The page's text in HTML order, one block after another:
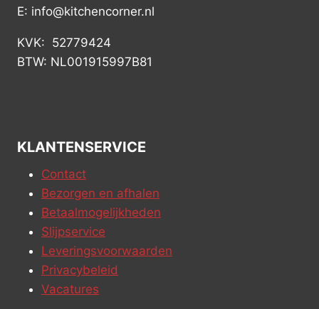
E: info@kitchencorner.nl
KVK: 52779424
BTW: NL001915997B81
KLANTENSERVICE
Contact
Bezorgen en afhalen
Betaalmogelijkheden
Slijpservice
Leveringsvoorwaarden
Privacybeleid
Vacatures